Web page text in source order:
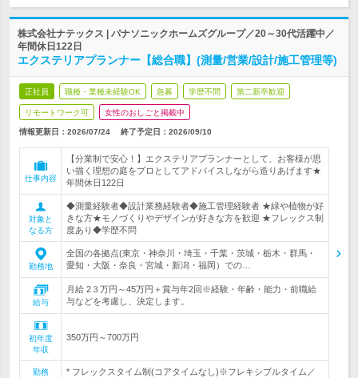
株式会社ナテックス | パナソニックホームズグループ／20～30代活躍中／
年間休日122日
エクステリアプランナー【総合職】(測量/営業/設計/施工管理等)
正社員 職種・業種未経験OK 急募 学歴不問 第二新卒歓迎
リモートワーク可 女性のおしごと掲載中
情報更新日：2026/07/24 終了予定日： 2026/09/10
仕事内容
【分業制で安心！】エクステリアプランナーとして、お客様が思
い描く理想の庭をプロとしてアドバイスしながら造りあげます★
年間休日122日
対象と
なる方
◆測量経験者◆設計業務経験者◆施工管理経験者 ★緑や植物が好
きな方★モノづくりやデザインが好きな方を歓迎 ★フレックス制
度あり◆学歴不問
勤務地
全国の各拠点(東京・神奈川・埼玉・千葉・茨城・栃木・群馬・
愛知・大阪・奈良・宮城・新潟・福岡）での…
給与
月給 2３万円～45万円＋賞与年2回※経験・年齢・能力・前職給
与などを考慮し、決定します。
初年度
年収
350万円～700万円
勤務
* フレックスタイム制(コアタイムなし)※フレキシブルタイム／